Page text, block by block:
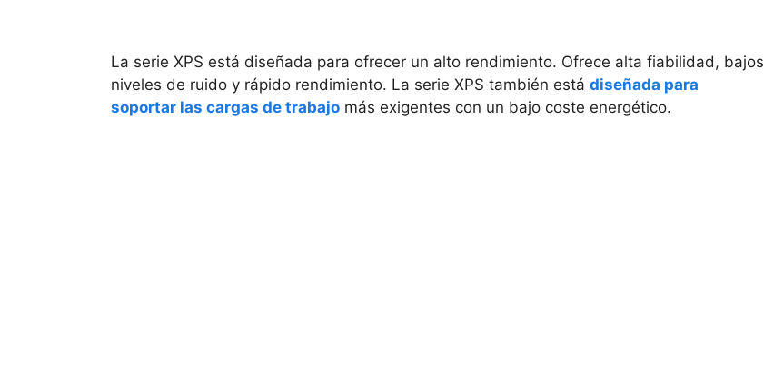
La serie XPS está diseñada para ofrecer un alto rendimiento. Ofrece alta fiabilidad, bajos
niveles de ruido y rápido rendimiento. La serie XPS también está diseñada para
soportar las cargas de trabajo más exigentes con un bajo coste energético.